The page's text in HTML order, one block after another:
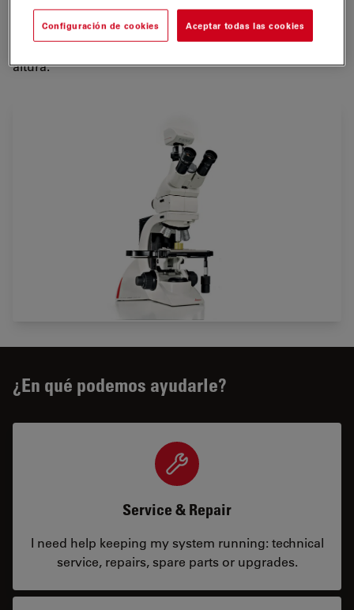
observación desde distintos ángulos; esta
circunstancia resulta muy útil para analizar
microarañazos o para obtener información relativa a la
altura.
¿En qué podemos ayudarle?
Service & Repair
I need help keeping my system running: technical
service, repairs, spare parts or upgrades.
Configuración de cookies Aceptar todas las cookies